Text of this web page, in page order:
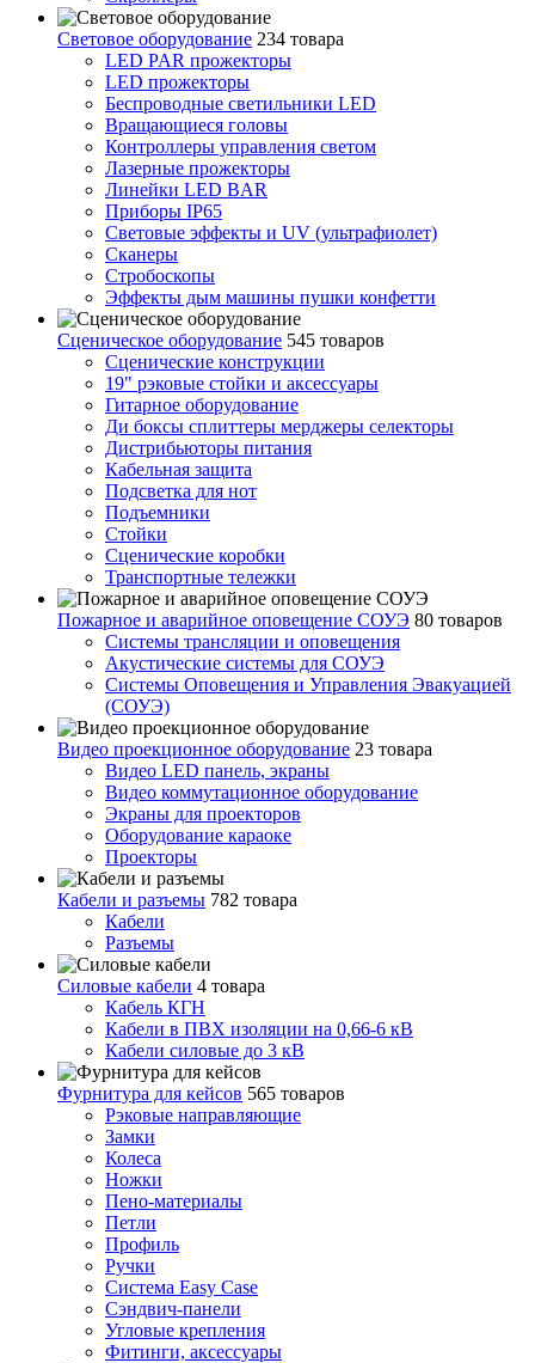
Световое оборудование 234 товара
LED PAR прожекторы
LED прожекторы
Беспроводные светильники LED
Вращающиеся головы
Контроллеры управления светом
Лазерные прожекторы
Линейки LED BAR
Приборы IP65
Световые эффекты и UV (ультрафиолет)
Сканеры
Стробоскопы
Эффекты дым машины пушки конфетти
Сценическое оборудование 545 товаров
Сценические конструкции
19" рэковые стойки и аксесcуары
Гитарное оборудование
Ди боксы сплиттеры мерджеры селекторы
Дистрибьюторы питания
Кабельная защита
Подсветка для нот
Подъемники
Стойки
Сценические коробки
Транспортные тележки
Пожарное и аварийное оповещение СОУЭ 80 товаров
Cистемы трансляции и оповещения
Акустические системы для СОУЭ
Системы Оповещения и Управления Эвакуацией
(СОУЭ)
Видео проекционное оборудование 23 товара
Видео LED панель, экраны
Видео коммутационное оборудование
Экраны для проекторов
Оборудование караоке
Проекторы
Кабели и разъемы 782 товара
Кабели
Разъемы
Силовые кабели 4 товара
Кабель КГН
Кабели в ПВХ изоляции на 0,66-6 кВ
Кабели силовые до 3 кВ
Фурнитура для кейсов 565 товаров
Рэковые направляющие
Замки
Колеса
Ножки
Пено-материалы
Петли
Профиль
Ручки
Система Easy Case
Сэндвич-панели
Угловые крепления
Фитинги, аксессуары